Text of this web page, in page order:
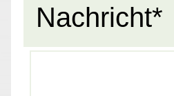
Nachricht*